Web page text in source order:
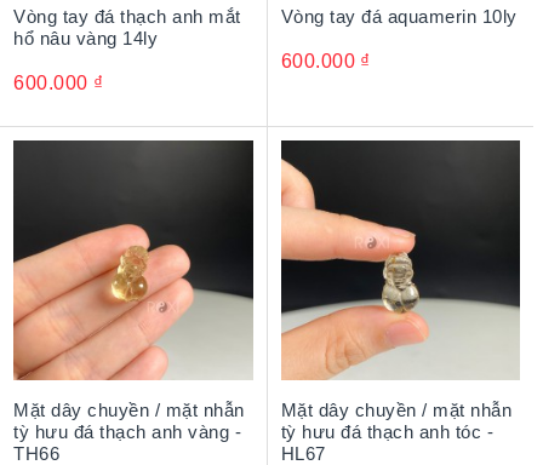
Vòng tay đá thạch anh mắt
hổ nâu vàng 14ly
600.000 ₫
Vòng tay đá aquamerin 10ly
600.000 ₫
Mặt dây chuyền / mặt nhẫn
tỳ hưu đá thạch anh vàng -
TH66
Mặt dây chuyền / mặt nhẫn
tỳ hưu đá thạch anh tóc -
HL67